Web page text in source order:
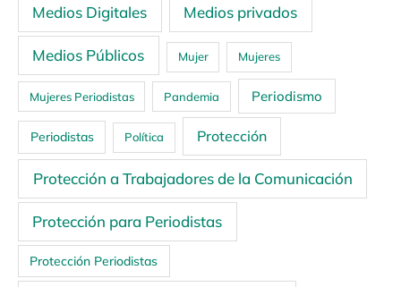
Medios Digitales Medios privados
Medios Públicos Mujer Mujeres
Mujeres Periodistas Pandemia Periodismo
Periodistas Política Protección
Protección a Trabajadores de la Comunicación
Protección para Periodistas
Protección Periodistas